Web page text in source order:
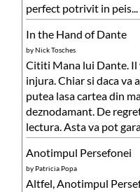
perfect potrivit in peis...
In the Hand of Dante
byNick Tosches
Cititi Mana lui Dante. Il
injura. Chiar si daca va
putea lasa cartea din
deznodamant. De
lectura. Asta va pot
Anotimpul Persefonei
by Patricia Popa
Altfel, Anotimpul